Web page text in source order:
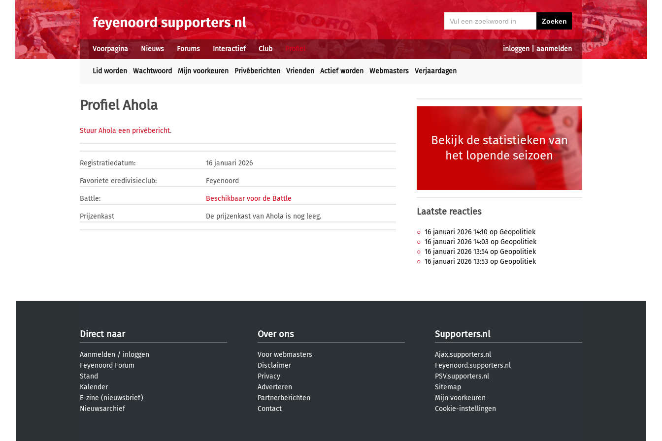
inloggen aanmelden
Voorpagina Nieuws Forums Interactief Club Profiel
Lid worden Wachtwoord Mijn voorkeuren Privéberichten Vrienden Actief worden Webmasters Verjaardagen
Profiel Ahola
Stuur Ahola een privébericht.
Registratiedatum: 16 januari 2026
Favoriete eredivisieclub: Feyenoord
Battle: Beschikbaar voor de Battle
Prijzenkast De prijzenkast van Ahola is nog leeg.
Bekijk de statistieken van
het lopende seizoen
Laatste reacties
16 januari 2026 14:10 op Geopolitiek
16 januari 2026 14:03 op Geopolitiek
16 januari 2026 13:54 op Geopolitiek
16 januari 2026 13:53 op Geopolitiek
Direct naar
Aanmelden / inloggen
Feyenoord Forum
Stand
Kalender
E-zine (nieuwsbrief)
Nieuwsarchief
Over ons
Voor webmasters
Disclaimer
Privacy
Adverteren
Partnerberichten
Contact
Supporters.nl
Ajax.supporters.nl
Feyenoord.supporters.nl
PSV.supporters.nl
Sitemap
Mijn voorkeuren
Cookie-instellingen